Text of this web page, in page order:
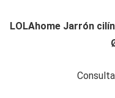
LOLAhome Jarrón